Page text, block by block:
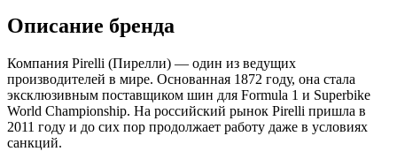
Описание бренда
Компания Pirelli (Пирелли) — один из ведущих
производителей в мире. Основанная 1872 году, она стала
эксклюзивным поставщиком шин для Formula 1 и Superbike
World Championship. На российский рынок Pirelli пришла в
2011 году и до сих пор продолжает работу даже в условиях
санкций.